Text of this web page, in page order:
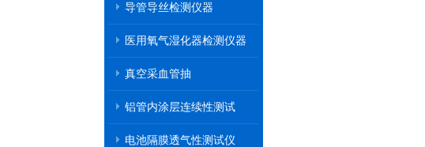
导管导丝检测仪器
医用氧气湿化器检测仪器
真空采血管抽
铝管内涂层连续性测试
电池隔膜透气性测试仪